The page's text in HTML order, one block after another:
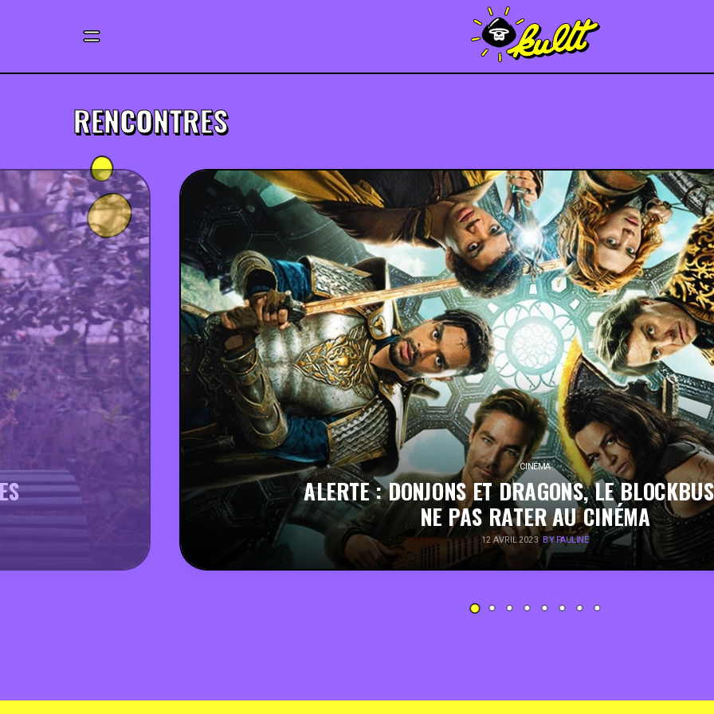
RENCONTRES
CINÉMA
ALERTE : DONJONS ET DRAGONS, LE
NE PAS RATER AU CINÉMA
12 AVRIL 2023 BY PAULINE